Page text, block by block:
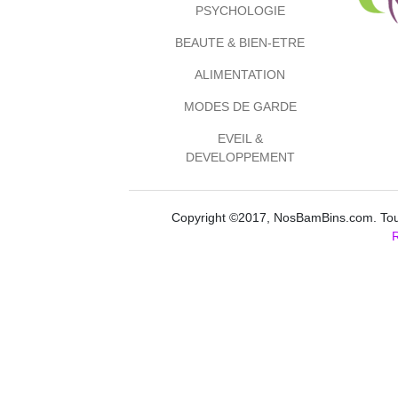
PSYCHOLOGIE
BEAUTE & BIEN-ETRE
ALIMENTATION
MODES DE GARDE
EVEIL &
DEVELOPPEMENT
Copyright ©2017, NosBamBins.com.